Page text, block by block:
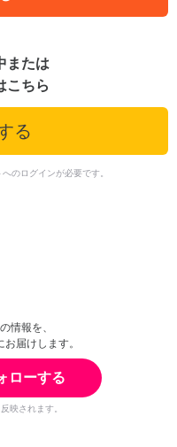
または
こちら
る
のログインが必要です。
情報を、
届けします。
ローする
映されます。